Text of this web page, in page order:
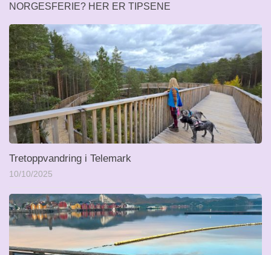
NORGESFERIE? HER ER TIPSENE
Tretoppvandring i Telemark
10/10/2025